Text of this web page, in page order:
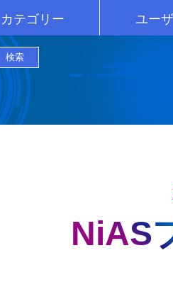
NiAS
カテゴリー
What'sNew
学部学科等
の魅力
ｷｬﾝﾊﾟｽﾗｲﾌ
図書館
報科学ｾﾝﾀｰ
研究所等
就 職
入試情報
情報公開
附属高校
ユー